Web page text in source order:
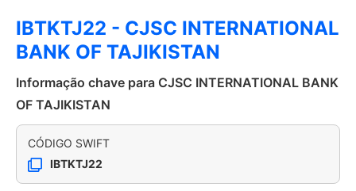
IBTKTJ22 - CJSC INTERNATIONAL
BANK OF TAJIKISTAN
Informação chave para CJSC INTERNATIONAL BANK
OF TAJIKISTAN
CÓDIGO SWIFT
IBTKTJ22